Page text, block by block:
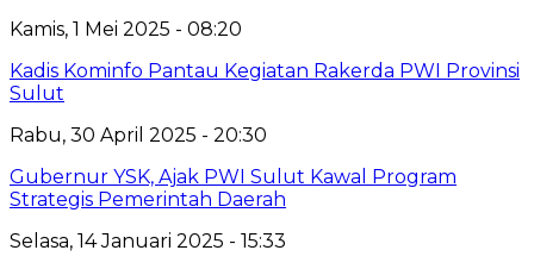
Kamis, 1 Mei 2025 - 08:20
Kadis Kominfo Pantau Kegiatan Rakerda PWI Provinsi
Sulut
Rabu, 30 April 2025 - 20:30
Gubernur YSK, Ajak PWI Sulut Kawal Program
Strategis Pemerintah Daerah
Selasa, 14 Januari 2025 - 15:33